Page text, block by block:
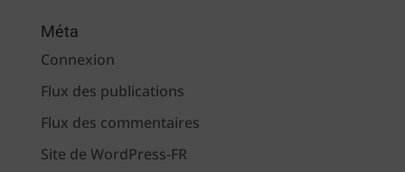
Méta
Connexion
Flux des publications
Flux des commentaires
Site de WordPress-FR